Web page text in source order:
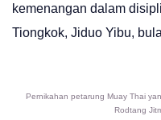
kemenangan dalam
Tiongkok, Jiduo Yibu,
Pernikahan petarung Muay Thai
Rodtang